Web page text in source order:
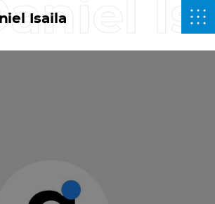
Isaila